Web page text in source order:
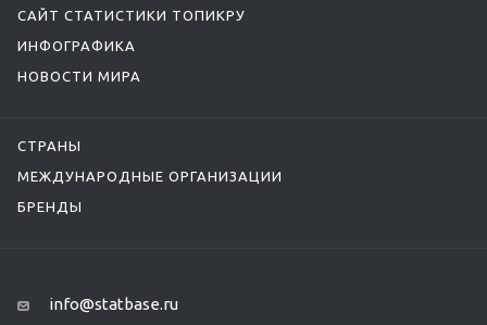
САЙТ СТАТИСТИКИ ТОПИКРУ
ИНФОГРАФИКА
НОВОСТИ МИРА
СТРАНЫ
МЕЖДУНАРОДНЫЕ ОРГАНИЗАЦИИ
БРЕНДЫ
info@statbase.ru